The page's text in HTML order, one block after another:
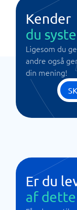
Kender
du
Ligesom du
andre også
din mening!
Er du
af dette